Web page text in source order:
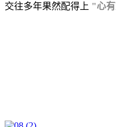
交往多年果然配得上 "心